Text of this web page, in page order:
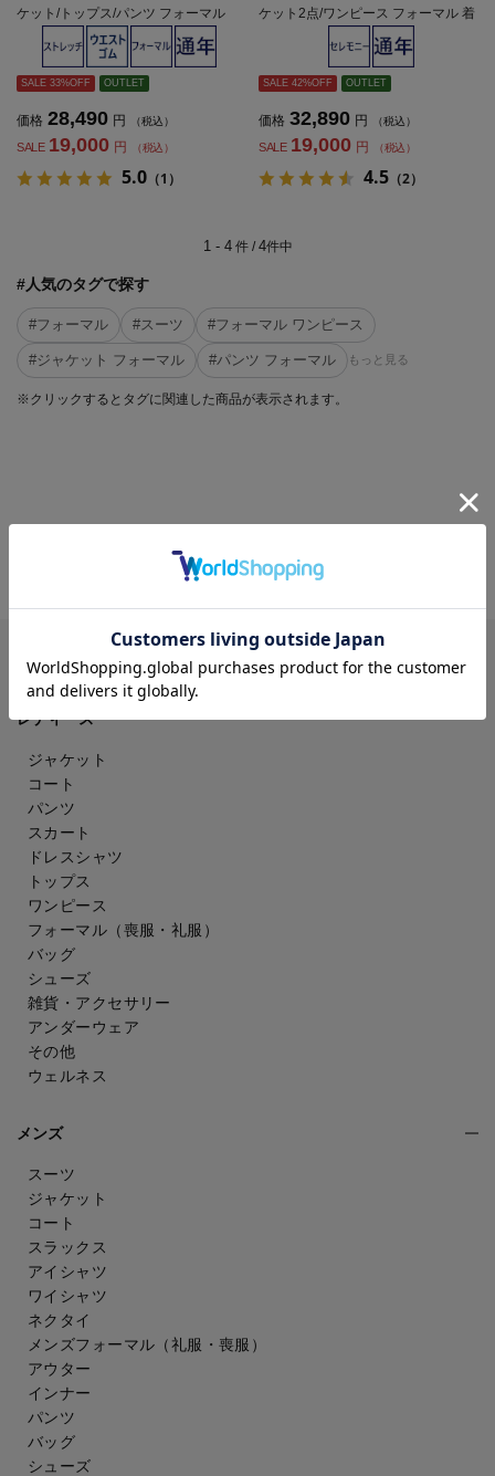
ケット/トップス/パンツ フォーマル
着回し 織柄無地 SOFFICE 通年 礼服
【レディース】
SALE 33%OFF OUTLET
価格 28,490 円 （税込）
SALE 19,000 円 （税込）
5.0 （1）
ケット2点/ワンピース フォーマル 着
回し 織柄無地 SOFFICE 通年 礼服
SALE 42%OFF OUTLET
価格 32,890 円 （税込）
SALE 19,000 円 （税込）
4.5 （2）
1 - 4件 / 4件中
#人気のタグで探す
#フォーマル #スーツ #フォーマル ワンピース
#ジャケット フォーマル #パンツ フォーマル もっと見る
※クリックするとタグに関連した商品が表示されます。
CATEGORY
レディース
ジャケット
コート
パンツ
スカート
ドレスシャツ
トップス
ワンピース
フォーマル（喪服・礼服）
バッグ
シューズ
雑貨・アクセサリー
アンダーウェア
その他
ウェルネス
メンズ
スーツ
ジャケット
コート
スラックス
アイシャツ
ワイシャツ
ネクタイ
メンズフォーマル （礼服・喪服）
アウター
インナー
パンツ
バッグ
シューズ